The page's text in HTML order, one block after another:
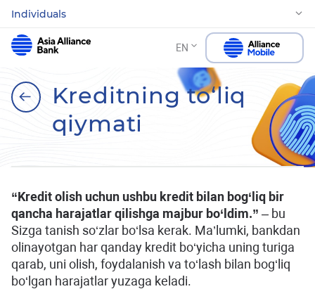
Individuals
EN
Kreditning to‘liq
qiymati
“Kredit olish uchun ushbu kredit bilan bog‘liq bir
qancha harajatlar qilishga majbur bo‘ldim.” – bu
Sizga tanish so‘zlar bo‘lsa kerak. Ma’lumki, bankdan
olinayotgan har qanday kredit bo‘yicha uning turiga
qarab, uni olish, foydalanish va to‘lash bilan bog‘liq
bo‘lgan harajatlar yuzaga keladi.